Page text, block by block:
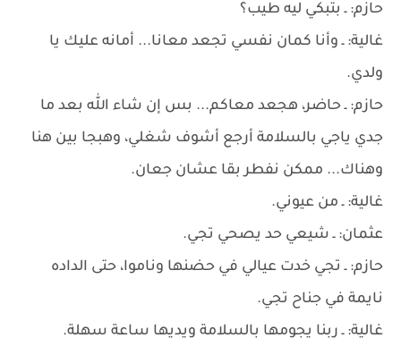
حازم: ـ بتبكي ليه طيب؟
غالية: ـ وأنا كمان نفسي تجعد معانا... أمانه عليك يا
ولدي.
حازم: ـ حاضر، هجعد معاكم... بس إن شاء الله بعد ما
جدي ياجي بالسلامة أرجع أشوف شغلي، وهبجا بين هنا
وهناك... ممكن نفطر بقا عشان جعان.
غالية: ـ من عيوني.
عثمان: ـ شيعي حد يصحي تجي.
حازم: ـ تجي خدت عيالي في حضنها وناموا، حتى الداده
نايمة في جناح تجي.
غالية: ـ ربنا يجومها بالسلامة ويديها ساعة سهلة.